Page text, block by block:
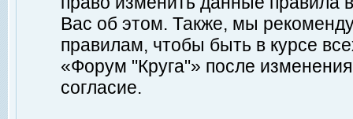
Вас об этом. Также, мы
правилам, чтобы быть в курсе
«Форум "Круга"» после
согласие.